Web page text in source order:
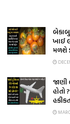
ખાઈ
મળશે
જાણી
હોતો